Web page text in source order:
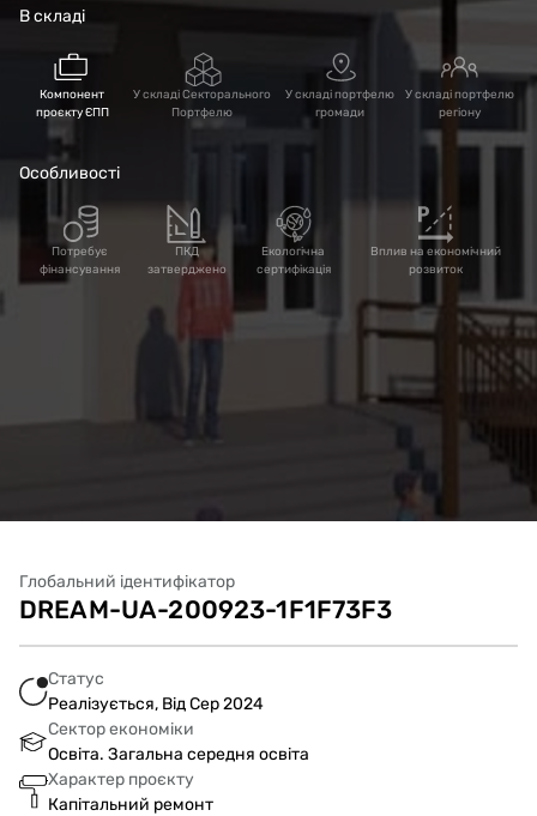
В складі
Компонент
проєкту ЄПП
У складі Секторального
Портфелю
У складі портфелю
громади
У складі портфелю
регіону
Особливості
Потребує
фінансування
ПКД
затверджено
Екологічна
сертифікація
Вплив на економічний
розвиток
Глобальний ідентифікатор
DREAM-UA-200923-1F1F73F3
Статус
Реалізується, Від Сер 2024
Сектор економіки
Освіта. Загальна середня освіта
Характер проєкту
Капітальний ремонт